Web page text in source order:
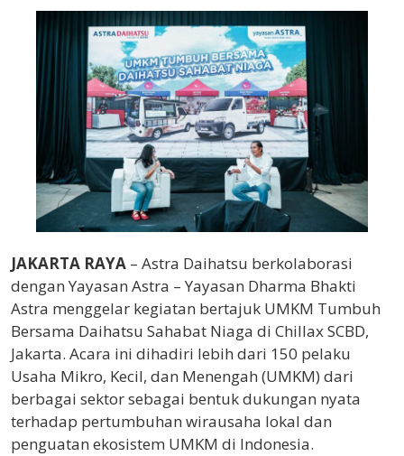
JAKARTA RAYA – Astra Daihatsu berkolaborasi
dengan Yayasan Astra – Yayasan Dharma Bhakti
Astra menggelar kegiatan bertajuk UMKM Tumbuh
Bersama Daihatsu Sahabat Niaga di Chillax SCBD,
Jakarta. Acara ini dihadiri lebih dari 150 pelaku
Usaha Mikro, Kecil, dan Menengah (UMKM) dari
berbagai sektor sebagai bentuk dukungan nyata
terhadap pertumbuhan wirausaha lokal dan
penguatan ekosistem UMKM di Indonesia.